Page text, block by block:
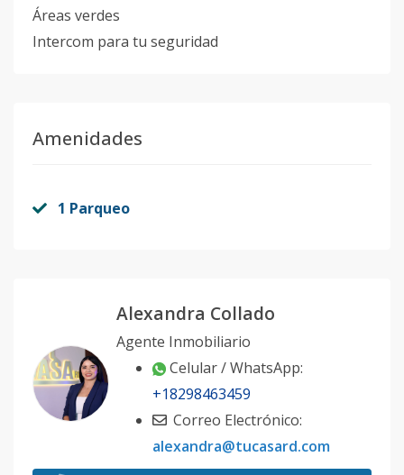
Áreas verdes
Intercom para tu seguridad
Amenidades
1 Parqueo
Alexandra Collado
Agente Inmobiliario
Celular / WhatsApp:
+18298463459
Correo Electrónico:
alexandra@tucasard.com